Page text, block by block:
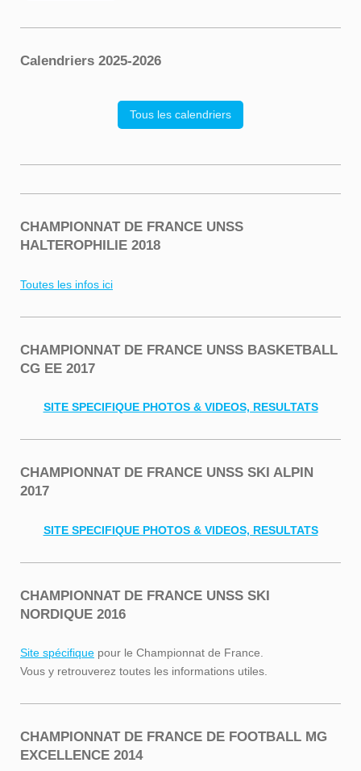
Calendriers 2025-2026
Tous les calendriers
CHAMPIONNAT DE FRANCE UNSS
HALTEROPHILIE 2018
Toutes les infos ici
CHAMPIONNAT DE FRANCE UNSS BASKETBALL
CG EE 2017
SITE SPECIFIQUE PHOTOS & VIDEOS, RESULTATS
CHAMPIONNAT DE FRANCE UNSS SKI ALPIN
2017
SITE SPECIFIQUE PHOTOS & VIDEOS, RESULTATS
CHAMPIONNAT DE FRANCE UNSS SKI
NORDIQUE 2016
Site spécifique pour le Championnat de France.
Vous y retrouverez toutes les informations utiles.
CHAMPIONNAT DE FRANCE DE FOOTBALL MG
EXCELLENCE 2014